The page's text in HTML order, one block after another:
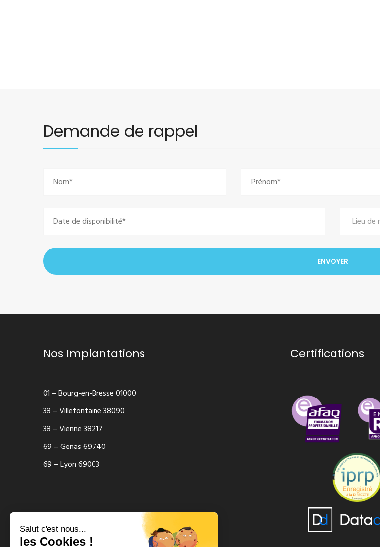
Demande de rappel
Nos Implantations
01 – Bourg-en-Bresse 01000
38 – Villefontaine 38090
38 – Vienne 38217
69 – Genas 69740
69 – Lyon 69003
Certifications